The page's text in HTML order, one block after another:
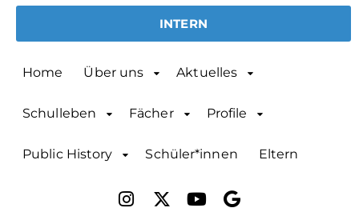
INTERN
Home Über uns Aktuelles
Schulleben Fächer Profile
Public History Schüler*innen Eltern